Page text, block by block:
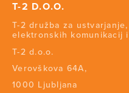
T-2 D.O.O.
T-2 družba za
elektronskih komunikacij
T-2 d.o.o.
Verovškova 64A,
1000 Ljubljana